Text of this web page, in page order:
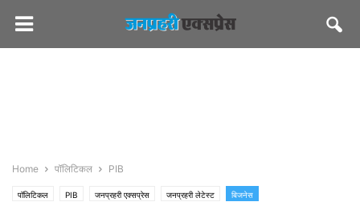
Home पॉलिटिकल PIB
पॉलिटिकल PIB जनप्रहरी एक्सप्रेस जनप्रहरी लेटेस्ट बिजनेस